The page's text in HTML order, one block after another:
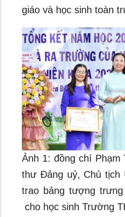
giáo và học sinh toàn
Ảnh 1: đồng chí Phạm
thư Đảng uỷ, Chủ tịch
trao bảng tượng
cho học sinh Trường